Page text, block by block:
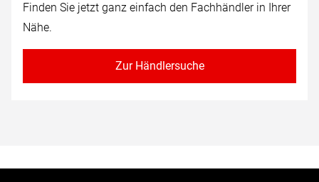
Finden Sie jetzt ganz einfach den Fachhändler in Ihrer
Nähe.
Zur Händlersuche